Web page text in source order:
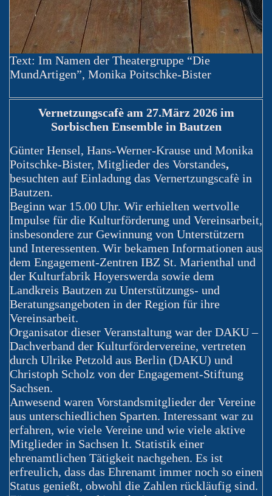
Text: Im Namen der Theatergruppe “Die
MundArtigen”, Monika Poitschke-Bister
Vernetzungscafè am 27.März 2026 im
Sorbischen Ensemble in Bautzen
Günter Hensel, Hans-Werner-Krause und Monika
Poitschke-Bister, Mitglieder des Vorstandes,
besuchten auf Einladung das Vernertzungscafè in
Bautzen.
Beginn war 15.00 Uhr. Wir erhielten wertvolle
Impulse für die Kulturförderung und Vereinsarbeit,
insbesondere zur Gewinnung von Unterstützern
und Interessenten. Wir bekamen Informationen aus
dem Engagement-Zentren IBZ St. Marienthal und
der Kulturfabrik Hoyerswerda sowie dem
Landkreis Bautzen zu Unterstützungs- und
Beratungsangeboten in der Region für ihre
Vereinsarbeit.
Organisator dieser Veranstaltung war der DAKU –
Dachverband der Kulturfördervereine, vertreten
durch Ulrike Petzold aus Berlin (DAKU) und
Christoph Scholz von der Engagement-Stiftung
Sachsen.
Anwesend waren Vorstandsmitglieder der Vereine
aus unterschiedlichen Sparten. Interessant war zu
erfahren, wie viele Vereine und wie viele aktive
Mitglieder in Sachsen lt. Statistik einer
ehrenamtlichen Tätigkeit nachgehen. Es ist
erfreulich, dass das Ehrenamt immer noch so einen
Status genießt, obwohl die Zahlen rückläufig sind.